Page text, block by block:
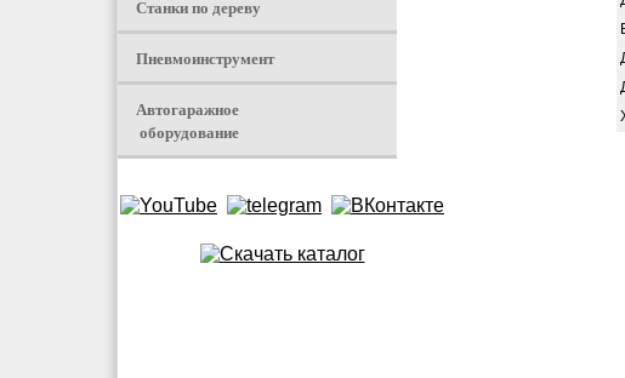
Станки по дереву
Пневмоинструмент
Автогаражное
оборудование